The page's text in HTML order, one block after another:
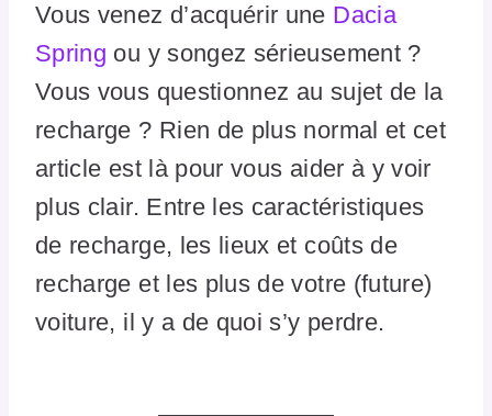
Vous venez d’acquérir une Dacia
Spring ou y songez sérieusement ?
Vous vous questionnez au sujet de la
recharge ? Rien de plus normal et cet
article est là pour vous aider à y voir
plus clair. Entre les caractéristiques
de recharge, les lieux et coûts de
recharge et les plus de votre (future)
voiture, il y a de quoi s’y perdre.